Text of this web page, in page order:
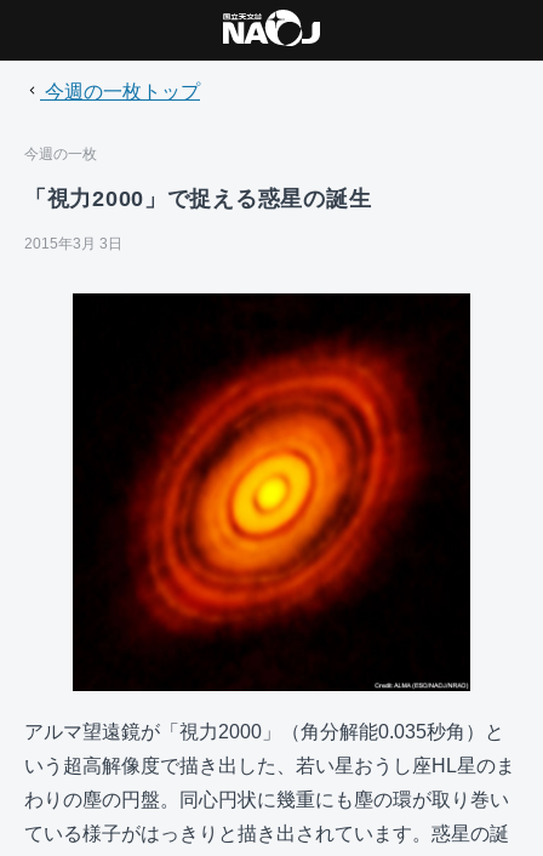
今週の一枚トップ
今週の一枚
「視力2000」で捉える惑星の誕生
2015年3月 3日
アルマ望遠鏡が「視力2000」（角分解能0.035秒角）と
いう超高解像度で描き出した、若い星おうし座HL星のま
わりの塵の円盤。同心円状に幾重にも塵の環が取り巻い
ている様子がはっきりと描き出されています。惑星の誕